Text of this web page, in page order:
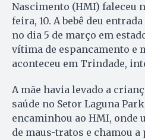
Nascimento (HMI) faleceu
feira, 10. A bebê deu
no dia 5 de março em
vítima de espancamento e
aconteceu em Trindade,
A mãe havia levado a
saúde no Setor Laguna
encaminhou ao HMI, onde
de maus-tratos e chamou a